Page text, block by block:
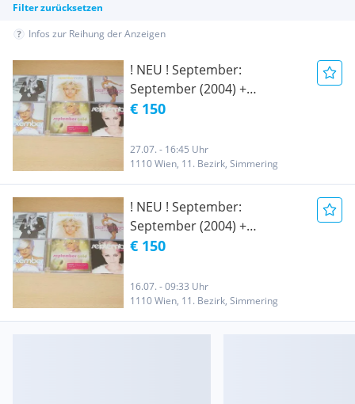
Filter zurücksetzen
Infos zur Reihung der Anzeigen
! NEU ! September:
September (2004) +
September: In Orbit (2005) +
(2007) + September: Dancing
in Orbit (2008) + September:
Gold (2008) + September:
Love CPR (2011)
€ 150
27.07. - 16:45 Uhr
1110 Wien, 11. Bezirk, Simmering
! NEU ! September:
September (2004) +
September: In Orbit (2005) +
(2007) = Originalverpackt +
September: Dancing In Orbit
(2008) = Originalverpackt +
September: Gold (2008) +
€ 150
16.07. - 09:33 Uhr
1110 Wien, 11. Bezirk, Simmering